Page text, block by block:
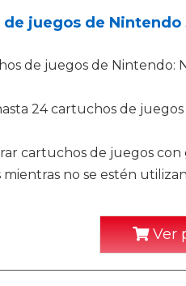
juegos de Nintendo
de juegos de Nintendo:
24 cartuchos de
cartuchos de juegos con
no se estén
Ver